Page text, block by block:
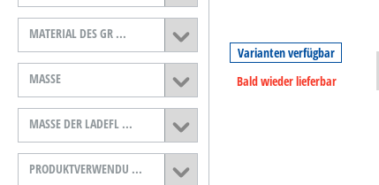
MATERIAL DES GR ...
MASSE
MASSE DER LADEFL ...
PRODUKTVERWENDU ...
Varianten verfügbar
Bald wieder lieferbar